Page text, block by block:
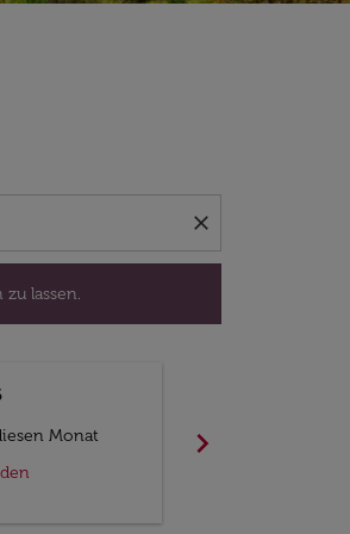
close
lassen.
anzeigen zu lassen.
Monat
chevron_right